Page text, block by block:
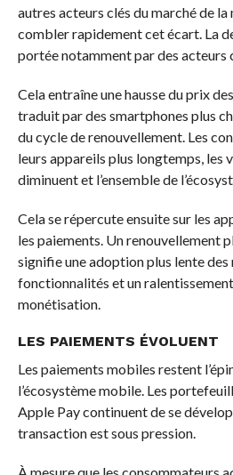
autres acteurs clés du marché de la
combler rapidement cet écart. La
portée notamment par des
Cela entraîne une hausse du prix
traduit par des smartphones plus
du cycle de renouvellement. Les
leurs appareils plus longtemps, les
diminuent et l’ensemble de
Cela se répercute ensuite sur les
les paiements. Un renouvellement
signifie une adoption plus lente des
fonctionnalités et un
monétisation.
LES PAIEMENTS ÉVOLUENT
Les paiements mobiles restent
l’écosystème mobile. Les
Apple Pay continuent de se
transaction est sous pression.